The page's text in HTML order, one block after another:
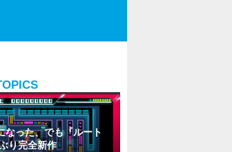
なった、でも『ルート
り完全新作